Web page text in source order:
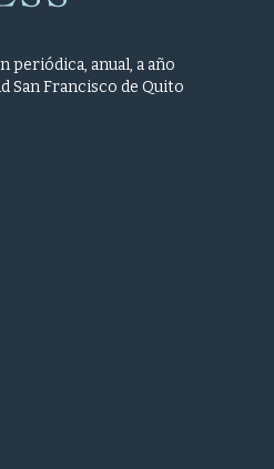
periódica, anual, a año
San Francisco de Quito